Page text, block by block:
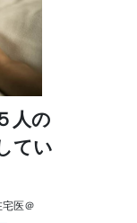
人の
てい
医＠